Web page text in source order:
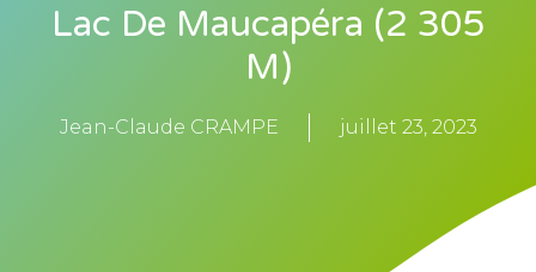
Lac De Maucapéra (2 305
M)
Jean-Claude CRAMPE juillet 23, 2023